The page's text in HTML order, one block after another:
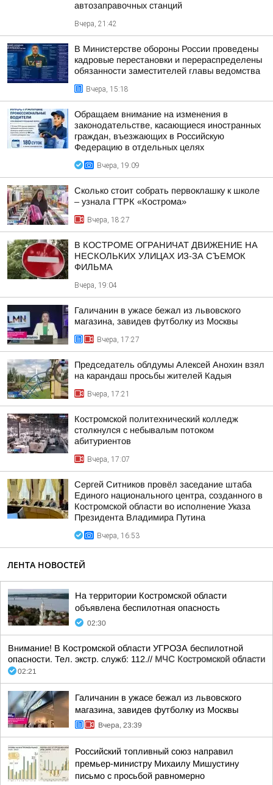
автозаправочных станций
Вчера, 21:42
В Министерстве обороны России проведены
кадровые перестановки и перераспределены
обязанности заместителей главы ведомства
Вчера, 15:18
Обращаем внимание на изменения в
законодательстве, касающиеся иностранных
граждан, въезжающих в Российскую
Федерацию в отдельных целях
Вчера, 19:09
Сколько стоит собрать первоклашку к школе
– узнала ГТРК «Кострома»
Вчера, 18:27
В КОСТРОМЕ ОГРАНИЧАТ ДВИЖЕНИЕ НА
НЕСКОЛЬКИХ УЛИЦАХ ИЗ-ЗА СЪЕМОК
ФИЛЬМА
Вчера, 19:04
Галичанин в ужасе бежал из львовского
магазина, завидев футболку из Москвы
Вчера, 17:27
Председатель облдумы Алексей Анохин взял
на карандаш просьбы жителей Кадыя
Вчера, 17:21
Костромской политехнический колледж
столкнулся с небывалым потоком
абитуриентов
Вчера, 17:07
Сергей Ситников провёл заседание штаба
Единого национального центра, созданного в
Костромской области во исполнение Указа
Президента Владимира Путина
Вчера, 16:53
ЛЕНТА НОВОСТЕЙ
На территории Костромской области
объявлена беспилотная опасность
02:30
Внимание! В Костромской области УГРОЗА беспилотной
опасности. Тел. экстр. служб: 112.// МЧС Костромской области
02:21
Галичанин в ужасе бежал из львовского
магазина, завидев футболку из Москвы
Вчера, 23:39
Российский топливный союз направил
премьер-министру Михаилу Мишустину
письмо с просьбой равномерно